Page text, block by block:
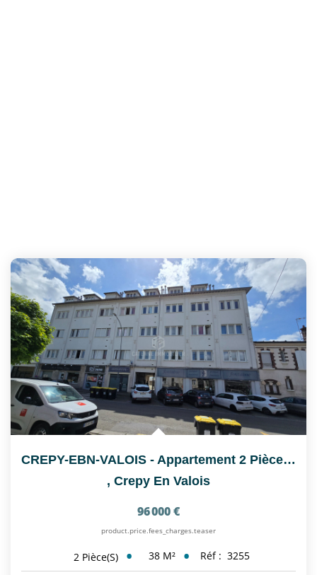
CREPY-EBN-VALOIS - Appartement 2 Pièce(s) 38.28 M2
, Crepy En Valois
96 000 €
product.price.fees_charges.teaser
2 Pièce(s) 38 M² Réf : 3255